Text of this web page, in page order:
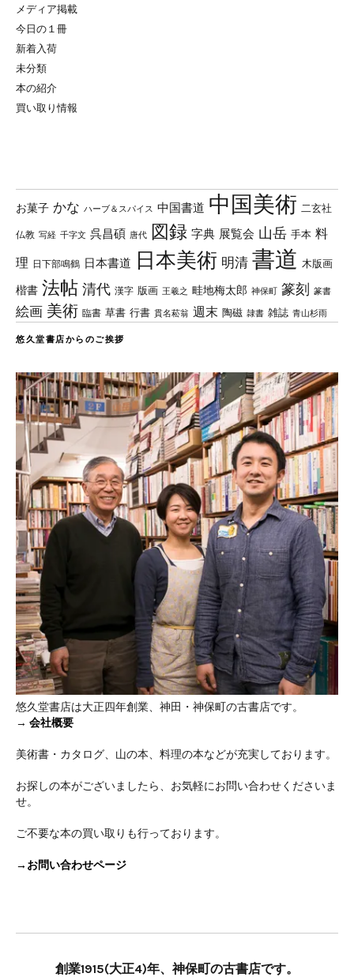
メディア掲載
今日の１冊
新着入荷
未分類
本の紹介
買い取り情報
お菓子 かな ハーブ＆スパイス 中国書道 中国美術 二玄社
仏教 写経 千字文 呉昌碩 唐代 図録 字典 展覧会 山岳 手本 料
理 日下部鳴鶴 日本書道 日本美術 明清 書道 木版画
楷書 法帖 清代 漢字 版画 王羲之 畦地梅太郎 神保町 篆刻 篆書
絵画 美術 臨書 草書 行書 貫名菘翁 週末 陶磁 隷書 雑誌 青山杉雨
悠久堂書店からのご挨拶
悠久堂書店は大正四年創業、神田・神保町の古書店です。
→ 会社概要
美術書・カタログ、山の本、料理の本などが充実しております。
お探しの本がございましたら、お気軽にお問い合わせくださいま
せ。
ご不要な本の買い取りも行っております。
→お問い合わせページ
創業1915(大正4)年、神保町の古書店です。